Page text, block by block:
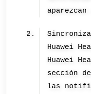
Huawei
Huawei
sección
las